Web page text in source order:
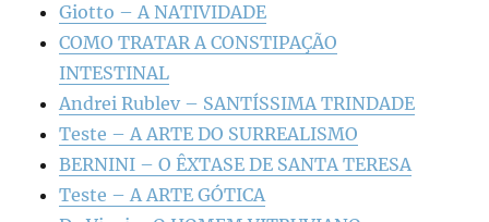
Giotto – A NATIVIDADE
COMO TRATAR A CONSTIPAÇÃO
INTESTINAL
Andrei Rublev – SANTÍSSIMA TRINDADE
Teste – A ARTE DO SURREALISMO
BERNINI – O ÊXTASE DE SANTA TERESA
Teste – A ARTE GÓTICA